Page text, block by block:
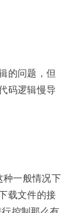
的问题，但
码逻辑慢导
种一般情况下
载文件的接